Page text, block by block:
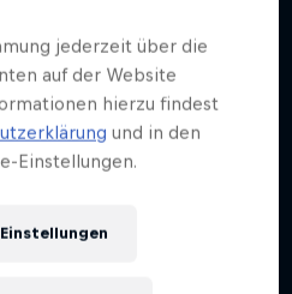
jederzeit über die
auf der Website
hierzu findest
und in den
Einstellungen.